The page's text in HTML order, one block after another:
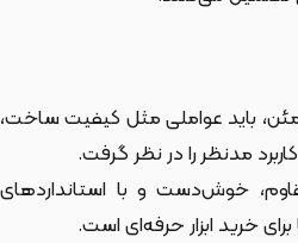
باید عواملی مثل کیفیت ساخت،
مدنظر را در نظر گرفت.
مقاوم، خوش‌دست و با استانداردهای
خرید ابزار حرفه‌ای است.